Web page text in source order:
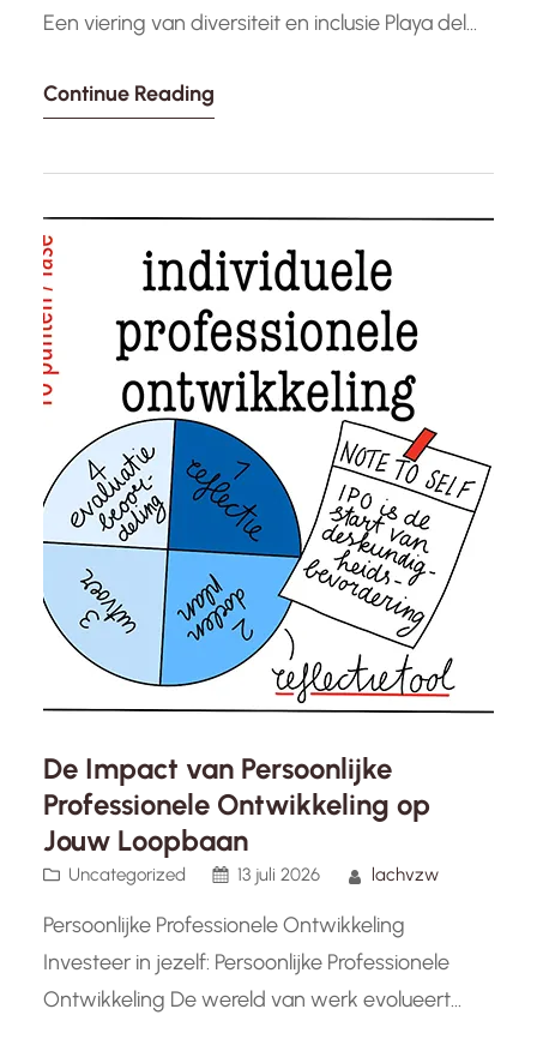
Een viering van diversiteit en inclusie Playa del
stond opnieuw in het teken van kleur, vreugde
evenement, dat LGBTQ+-trots viert, bracht
Continue Reading
De Impact van Persoonlijke
Professionele Ontwikkeling op
Jouw Loopbaan
Uncategorized 13 juli 2026 lachvzw
Persoonlijke Professionele Ontwikkeling
Investeer in jezelf: Persoonlijke Professionele
Ontwikkeling De wereld van werk evolueert